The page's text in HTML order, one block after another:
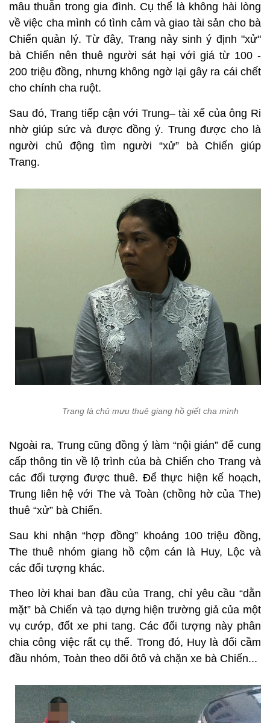
mâu thuẫn trong gia đình. Cụ thể là không hài lòng
về việc cha mình có tình cảm và giao tài sản cho bà
Chiến quản lý. Từ đây, Trang nảy sinh ý định "xử"
bà Chiến nên thuê người sát hại với giá từ 100 -
200 triệu đồng, nhưng không ngờ lại gây ra cái chết
cho chính cha ruột.
Sau đó, Trang tiếp cận với Trung– tài xế của ông Ri
nhờ giúp sức và được đồng ý. Trung được cho là
người chủ động tìm người “xử” bà Chiến giúp
Trang.
Trang là chủ mưu thuê giang hồ giết cha mình
Ngoài ra, Trung cũng đồng ý làm “nội gián” để cung
cấp thông tin về lộ trình của bà Chiến cho Trang và
các đối tượng được thuê. Để thực hiện kế hoạch,
Trung liên hệ với The và Toàn (chồng hờ của The)
thuê “xử” bà Chiến.
Sau khi nhận “hợp đồng” khoảng 100 triệu đồng,
The thuê nhóm giang hồ cộm cán là Huy, Lộc và
các đối tượng khác.
Theo lời khai ban đầu của Trang, chỉ yêu cầu “dằn
mặt” bà Chiến và tạo dựng hiện trường giả của một
vụ cướp, đốt xe phi tang. Các đối tượng này phân
chia công việc rất cụ thể. Trong đó, Huy là đối cầm
đầu nhóm, Toàn theo dõi ôtô và chặn xe bà Chiến...